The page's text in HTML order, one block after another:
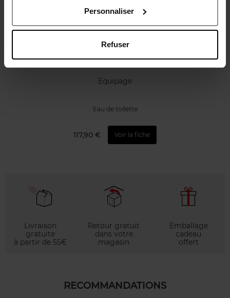
Personnaliser
Refuser
HERMES
Equipage
Eau de toilette
117,90 € Voir la fiche
Livraison
gratuite
à partir de 55€
Retour gratuit
dans votre
magasin
Emballage
cadeau
offert
RECOMMANDATIONS